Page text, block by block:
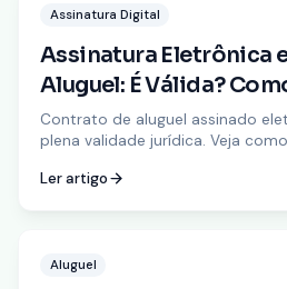
Assinatura Digital
Assinatura Eletrônica
Aluguel: É Válida?
Contrato de aluguel assinado
plena validade jurídica. Veja
impressão. Grátis e seguro.
Ler artigo
Aluguel